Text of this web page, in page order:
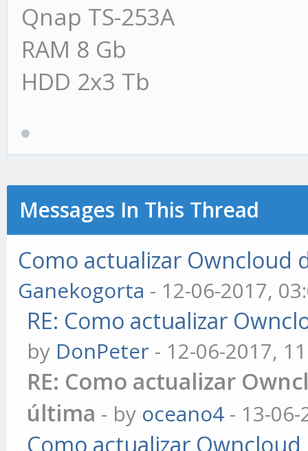
Qnap TS-253A
RAM 8 Gb
HDD 2x3 Tb
Messages In This Thread
Como actualizar Owncloud
Ganekogorta - 12-06-2017,
RE: Como actualizar
by DonPeter - 12-06-2017,
RE: Como actualizar
última - by oceano4 - 13-
Como actualizar